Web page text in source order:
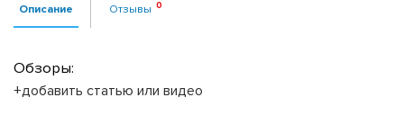
Описание Отзывы
Обзоры:
+добавить статью или видео